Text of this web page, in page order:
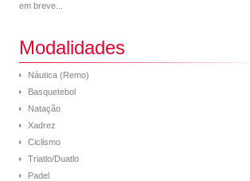
em breve...
Modalidades
Náutica (Remo)
Basquetebol
Natação
Xadrez
Ciclismo
Triatlo/Duatlo
Padel